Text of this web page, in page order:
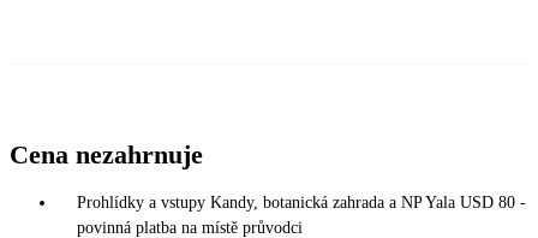
Cena nezahrnuje
Prohlídky a vstupy Kandy, botanická zahrada a NP Yala USD 80 -
povinná platba na místě průvodci